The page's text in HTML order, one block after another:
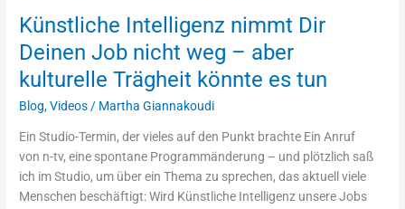
Künstliche Intelligenz nimmt Dir
Deinen Job nicht weg – aber
kulturelle Trägheit könnte es tun
Blog,Videos / Martha Giannakoudi
Ein Studio-Termin, der vieles auf den Punkt brachte Ein Anruf
von n-tv, eine spontane Programmänderung – und plötzlich saß
ich im Studio, um über ein Thema zu sprechen, das aktuell viele
Menschen beschäftigt: Wird Künstliche Intelligenz unsere Jobs
nimmt
Deinen
Job
nicht
–
aber
kulturelle
Trägheit